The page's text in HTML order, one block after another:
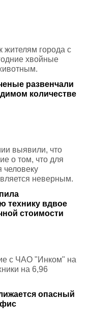
жителям города с
хвойные
развенчали
количестве
выявили, что
о том, что для
человеку
неверным.
технику вдвое
стоимости
с ЧАО "Инком" на
на 6,96
опасный